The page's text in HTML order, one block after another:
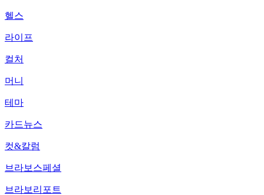
헬스
라이프
컬처
머니
테마
카드뉴스
컷&칼럼
브라보스페셜
브라보리포트